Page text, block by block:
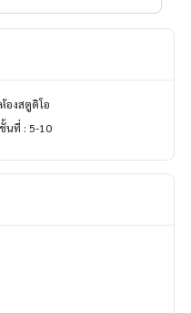
ห้องสตูดิโอ
ชั้นที่ : 5-10